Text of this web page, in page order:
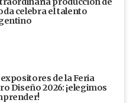
celebra el talento
expositores de la Feria
Diseño 2026: ¡elegimos